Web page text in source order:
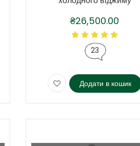
₴26,500.00
23
Додати в кошик